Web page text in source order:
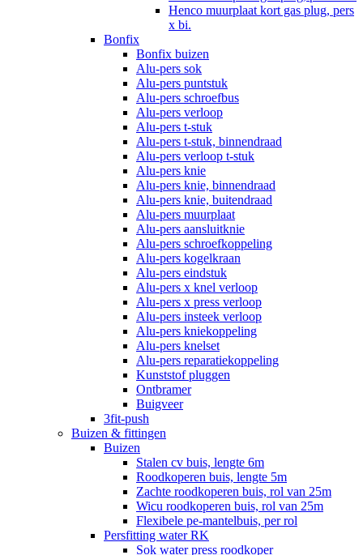
Henco muurplaat kort gas plug, pers
x bi.
Bonfix
Bonfix buizen
Alu-pers sok
Alu-pers puntstuk
Alu-pers schroefbus
Alu-pers verloop
Alu-pers t-stuk
Alu-pers t-stuk, binnendraad
Alu-pers verloop t-stuk
Alu-pers knie
Alu-pers knie, binnendraad
Alu-pers knie, buitendraad
Alu-pers muurplaat
Alu-pers aansluitknie
Alu-pers schroefkoppeling
Alu-pers kogelkraan
Alu-pers eindstuk
Alu-pers x knel verloop
Alu-pers x press verloop
Alu-pers insteek verloop
Alu-pers kniekoppeling
Alu-pers knelset
Alu-pers reparatiekoppeling
Kunststof pluggen
Ontbramer
Buigveer
3fit-push
Buizen & fittingen
Buizen
Stalen cv buis, lengte 6m
Roodkoperen buis, lengte 5m
Zachte roodkoperen buis, rol van 25m
Wicu roodkoperen buis, rol van 25m
Flexibele pe-mantelbuis, per rol
Persfitting water RK
Sok water press roodkoper